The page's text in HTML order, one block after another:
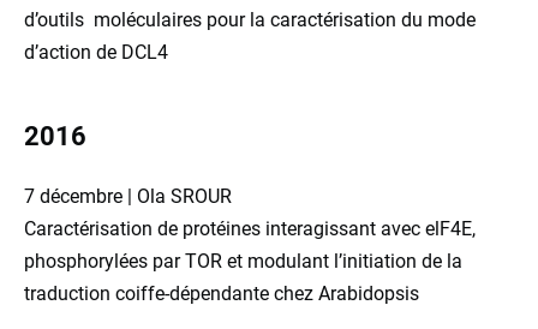
d’outils moléculaires pour la caractérisation du mode
d’action de DCL4
2016
7 décembre | Ola SROUR
Caractérisation de protéines interagissant avec elF4E,
phosphorylées par TOR et modulant l’initiation de la
traduction coiffe-dépendante chez Arabidopsis